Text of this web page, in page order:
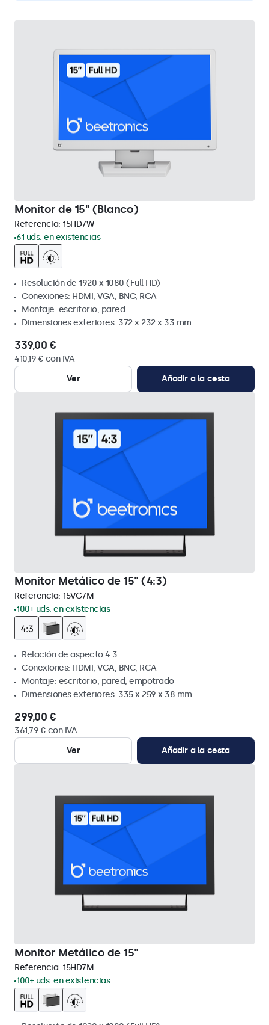
Monitor de 15" (Blanco)
Referencia: 15HD7W
61 uds. en existencias
Resolución de 1920 x 1080 (Full HD)
Conexiones: HDMI, VGA, BNC, RCA
Montaje: escritorio, pared
Dimensiones exteriores: 372 x 232 x 33 mm
339,00 €
410,19 € con IVA
Ver
Añadir a la cesta
Monitor Metálico de 15" (4:3)
Referencia: 15VG7M
100+ uds. en existencias
Relación de aspecto 4:3
Conexiones: HDMI, VGA, BNC, RCA
Montaje: escritorio, pared, empotrado
Dimensiones exteriores: 335 x 259 x 38 mm
299,00 €
361,79 € con IVA
Ver
Añadir a la cesta
Monitor Metálico de 15"
Referencia: 15HD7M
100+ uds. en existencias